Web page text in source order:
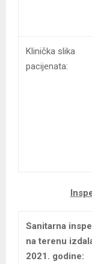
Klinička slika
pacijenata:
Sanitarna
na terenu
2021. godine: